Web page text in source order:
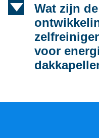
d
Wat zijn
voor